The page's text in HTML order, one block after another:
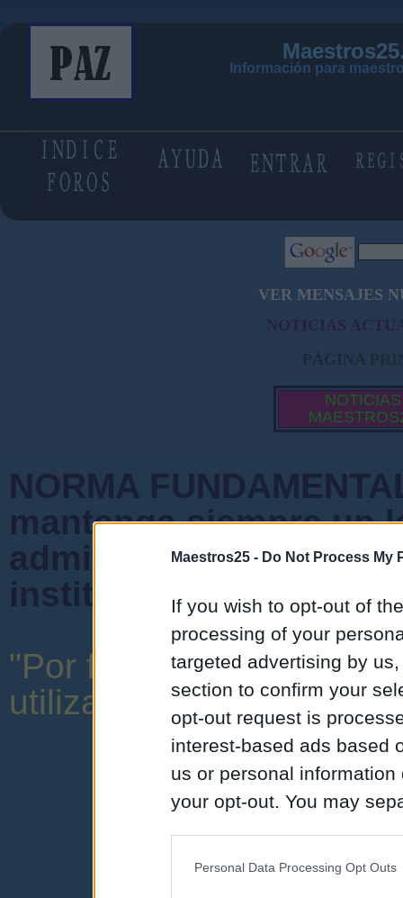
Maestros25 - Do Not Process My
If you wish to opt-out of
processing of your
targeted advertising by
section to confirm your
opt-out request is
interest-based ads based
us or personal
your opt-out. You may
Personal Data Processing Opt Outs
Información para
VER MENSAJES
NOTICIAS
PÁGINA
NOTICIAS
NORMA
mantenga siempre un
admiten mensajes
instituciones ni que
"Por favor, no abuse de
utilizar una expresión y